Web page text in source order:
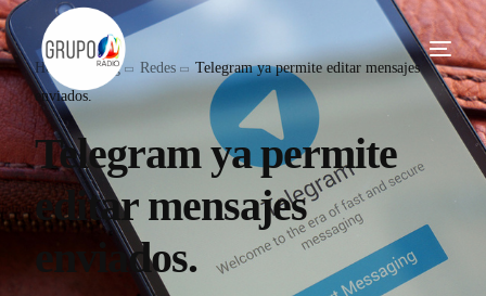
Home Blog Redes
Telegram ya permite editar mensajes
enviados.
Telegram ya permite
editar mensajes
enviados.